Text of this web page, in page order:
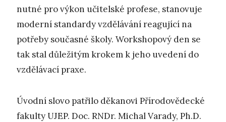
nutné pro výkon učitelské profese, stanovuje
moderní standardy vzdělávání reagující na
potřeby současné školy. Workshopový den se
tak stal důležitým krokem k jeho uvedení do
vzdělávací praxe.
Úvodní slovo patřilo děkanovi Přírodovědecké
fakulty UJEP. Doc. RNDr. Michal Varady, Ph.D.